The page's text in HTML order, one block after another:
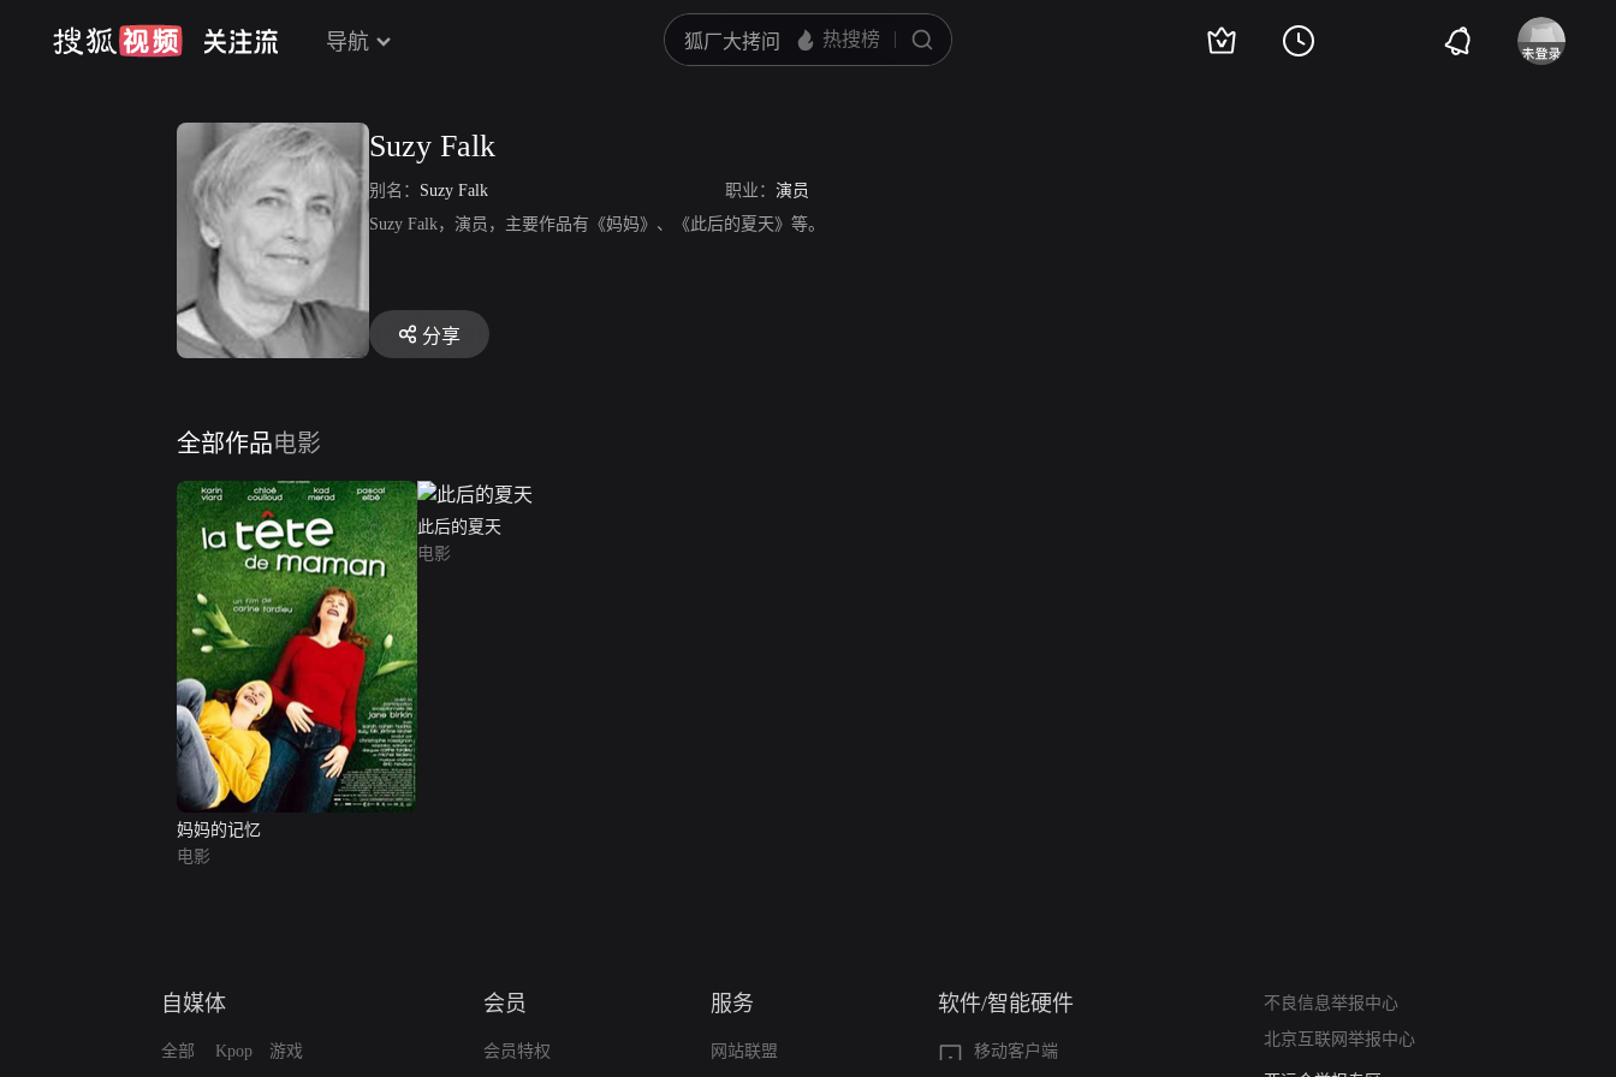
导航
Suzy Falk
别名： Suzy Falk 职业： 演员
Suzy Falk，演员，主要作品有《妈妈》、《此后的夏天》等。
分享
全部作品电影
妈妈的记忆
电影
此后的夏天
电影
自媒体
全部 Kpop 游戏
会员
会员特权
服务
网站联盟
软件/智能硬件
移动客户端
不良信息举报中心
北京互联网举报中心
算法推荐专项举报